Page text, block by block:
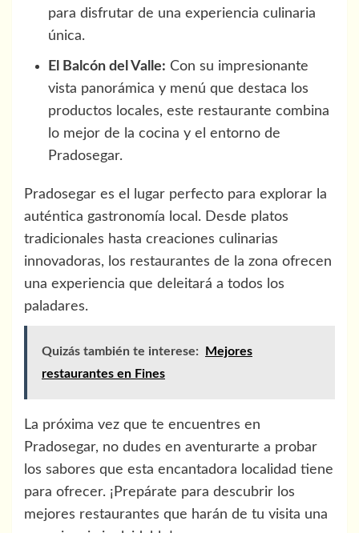
para disfrutar de una experiencia culinaria
única.
El Balcón del Valle: Con su impresionante
vista panorámica y menú que destaca los
productos locales, este restaurante combina
lo mejor de la cocina y el entorno de
Pradosegar.
Pradosegar es el lugar perfecto para explorar la
auténtica gastronomía local. Desde platos
tradicionales hasta creaciones culinarias
innovadoras, los restaurantes de la zona ofrecen
una experiencia que deleitará a todos los
paladares.
Quizás también te interese:
Mejores
restaurantes en Fines
La próxima vez que te encuentres en
Pradosegar, no dudes en aventurarte a probar
los sabores que esta encantadora localidad tiene
para ofrecer. ¡Prepárate para descubrir los
mejores restaurantes que harán de tu visita una